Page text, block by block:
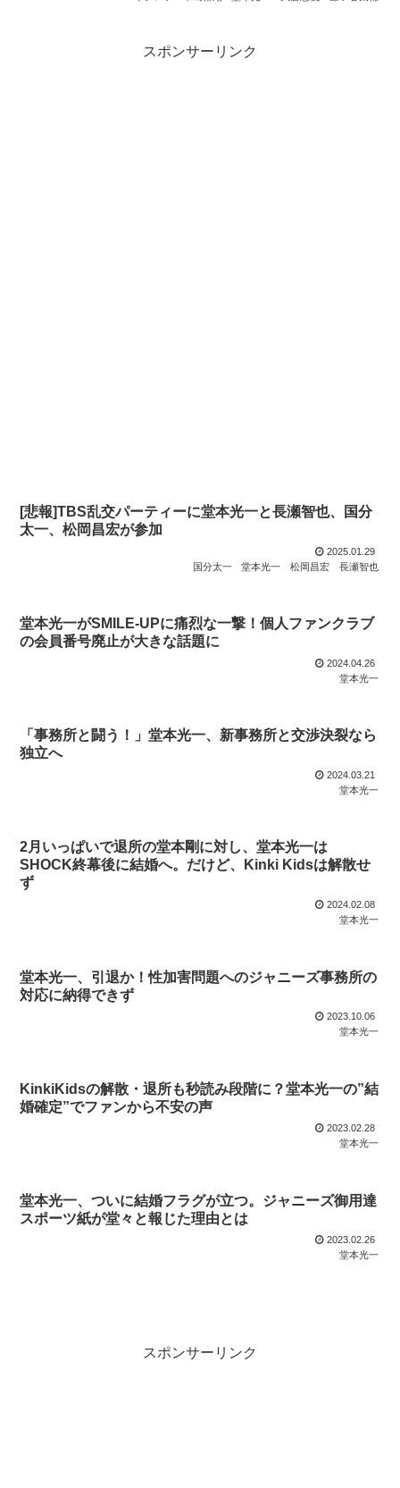
スポンサーリンク
[悲報]TBS乱交パーティーに堂本光一と長瀬智也、国分
太一、松岡昌宏が参加
2025.01.29
国分太一
堂本光一 松岡昌宏 長瀬智也
堂本光一がSMILE-UPに痛烈な一撃！個人ファンクラブ
の会員番号廃止が大きな話題に
2024.04.26
堂本光一
「事務所と闘う！」堂本光一、新事務所と交渉決裂なら
独立へ
2024.03.21
堂本光一
2月いっぱいで退所の堂本剛に対し、堂本光一は
SHOCK終幕後に結婚へ。だけど、Kinki Kidsは解散せ
ず
2024.02.08
堂本光一
堂本光一、引退か！性加害問題へのジャニーズ事務所の
対応に納得できず
2023.10.06
堂本光一
KinkiKidsの解散・退所も秒読み段階に？堂本光一の”結
婚確定”でファンから不安の声
2023.02.28
堂本光一
堂本光一、ついに結婚フラグが立つ。ジャニーズ御用達
スポーツ紙が堂々と報じた理由とは
2023.02.26
堂本光一
スポンサーリンク